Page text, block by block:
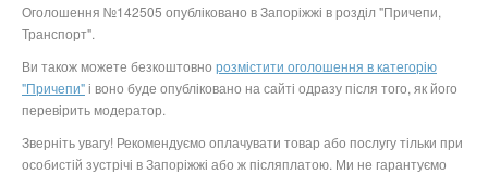
Оголошення №142505 опубліковано в Запоріжжі в розділ "Причепи,
Транспорт".
Ви також можете безкоштовно розмістити оголошення в категорію
"Причепи"і воно буде опубліковано на сайті одразу після того, як його
перевірить модератор.
Зверніть увагу! Рекомендуємо оплачувати товар або послугу тільки при
особистій зустрічі в Запоріжжі або ж післяплатою. Ми не гарантуємо